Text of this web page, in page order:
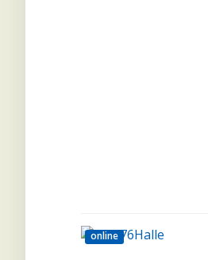
online